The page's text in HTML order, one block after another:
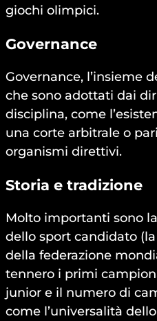
giochi olimpici.
Governance
Governance, l’insieme
che sono adottati dai
disciplina, come
una corte arbitrale o
organismi direttivi.
Storia e tradizione
Molto importanti sono
dello sport candidato
della federazione
tennero i primi
junior e il numero di
come l’universalità